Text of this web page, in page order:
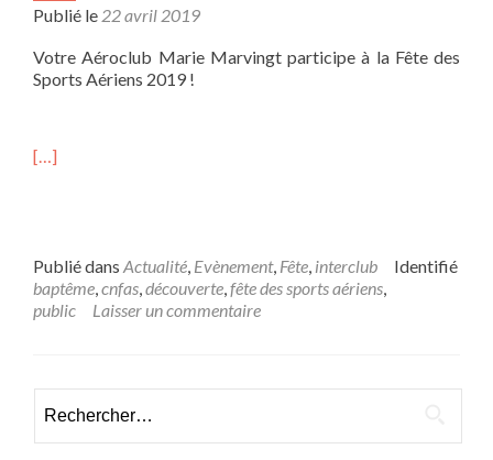
Publié le 22 avril 2019
Votre Aéroclub Marie Marvingt participe à la Fête des
Sports Aériens 2019 !
[…]
Publié dans Actualité, Evènement, Fête, interclub
Identifié
baptême,cnfas,découverte,fête des sports aériens,
public
Laisser un commentaire